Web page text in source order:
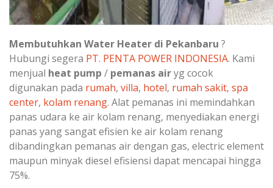
Membutuhkan Water Heater di Pekanbaru ?
Hubungi segera PT. PENTA POWER INDONESIA. Kami
menjual heat pump / pemanas airyg cocok
digunakan pada rumah, villa, hotel, rumah sakit, spa
center, kolam renang. Alat pemanas ini memindahkan
panas udara ke air kolam renang, menyediakan energi
panas yang sangat efisien ke air kolam renang
dibandingkan pemanas air dengan gas, electric element
maupun minyak diesel efisiensi dapat mencapai hingga
75%.